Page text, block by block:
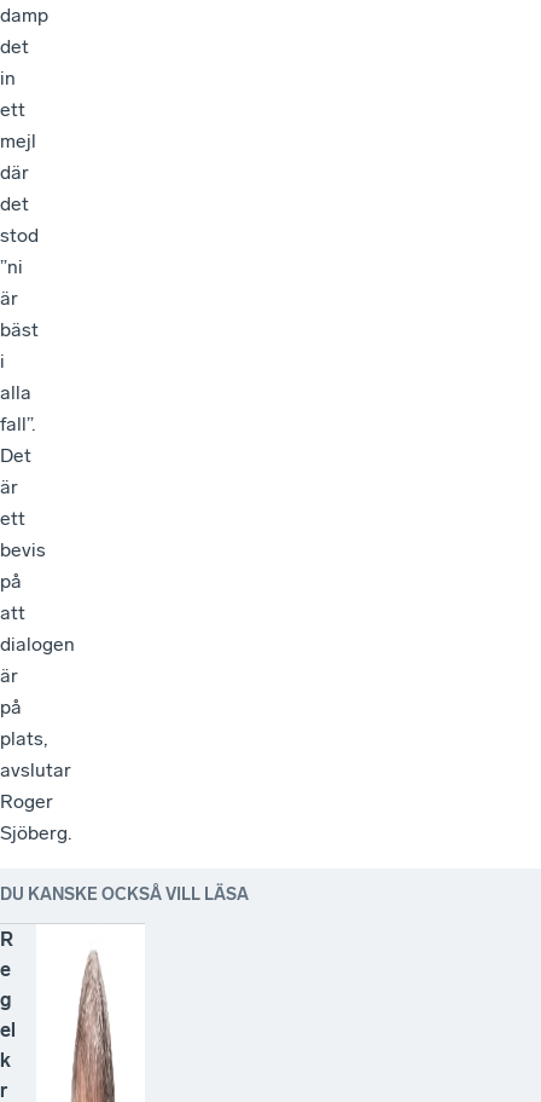
damp
det
in
ett
mejl
där
det
stod
”ni
är
bäst
i
alla
fall”.
Det
är
ett
bevis
på
att
dialogen
är
på
plats,
avslutar
Roger
Sjöberg.
DU KANSKE OCKSÅ VILL LÄSA
R
e
g
el
k
r